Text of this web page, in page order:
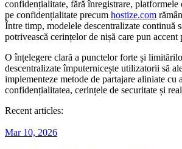
confidențialitate, fără înregistrare, platformele
pe confidențialitate precum hostize.com
Între timp, modelele descentralizate continuă
potrivească cerințelor de nișă care pun accent
O înțelegere clară a punctelor forte și
descentralizate împuternicește utilizatorii să
implementeze metode de partajare aliniate cu
confidențialitatea, cerințele de securitate și
Recent articles:
Mar 10, 2026